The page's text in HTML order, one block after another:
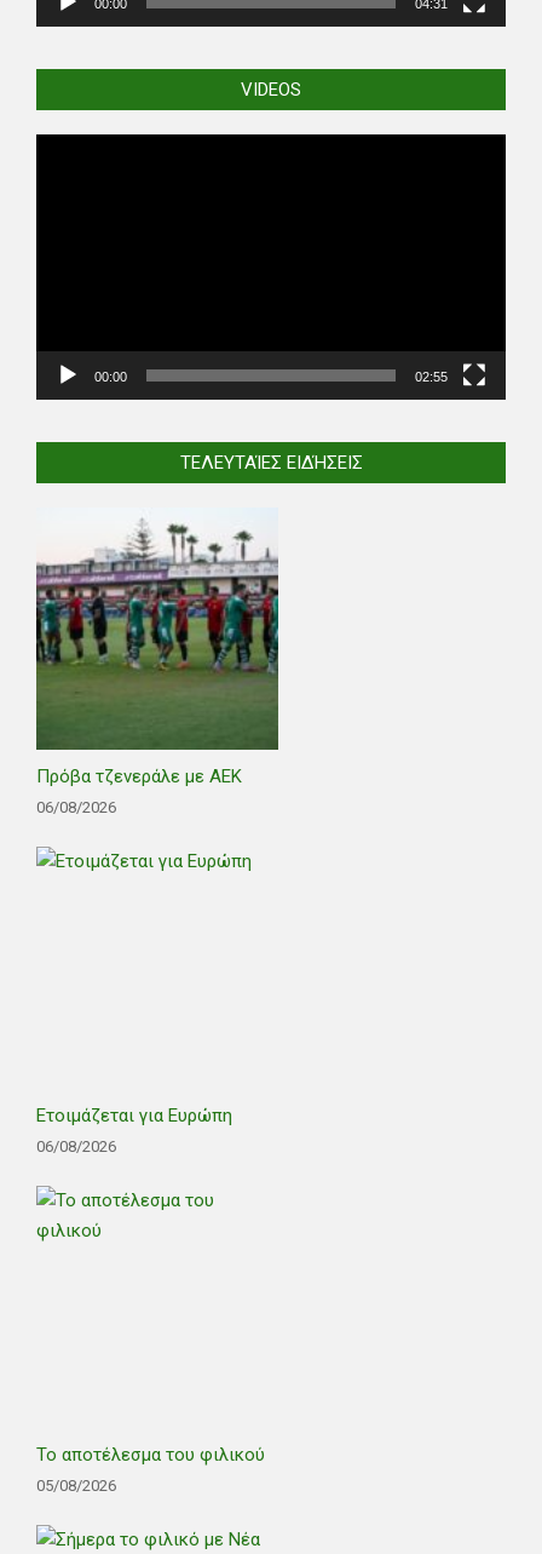
00:00 04:31
VIDEOS
00:00 02:55
ΤΕΛΕΥΤΑΊΕΣ ΕΙΔΉΣΕΙΣ
Πρόβα τζενεράλε με ΑΕΚ
06/08/2026
Ετοιμάζεται για Ευρώπη
06/08/2026
Το αποτέλεσμα του φιλικού
05/08/2026